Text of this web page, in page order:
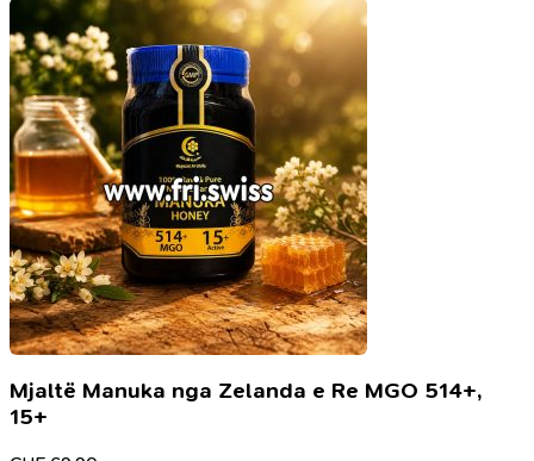
Mjaltë Manuka nga Zelanda e Re MGO 514+,
15+